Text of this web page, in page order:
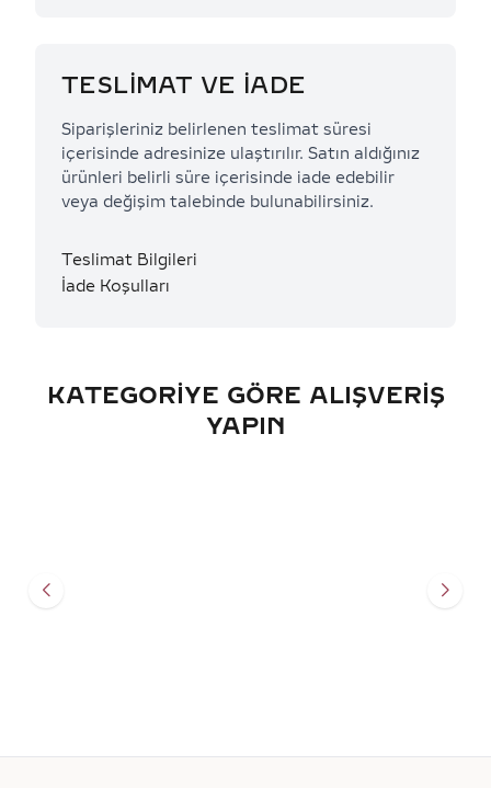
TESLİMAT VE İADE
Siparişleriniz belirlenen teslimat süresi
içerisinde adresinize ulaştırılır. Satın aldığınız
ürünleri belirli süre içerisinde iade edebilir
veya değişim talebinde bulunabilirsiniz.
Teslimat Bilgileri
İade Koşulları
KATEGORIYE GÖRE ALIŞVERIŞ
YAPIN